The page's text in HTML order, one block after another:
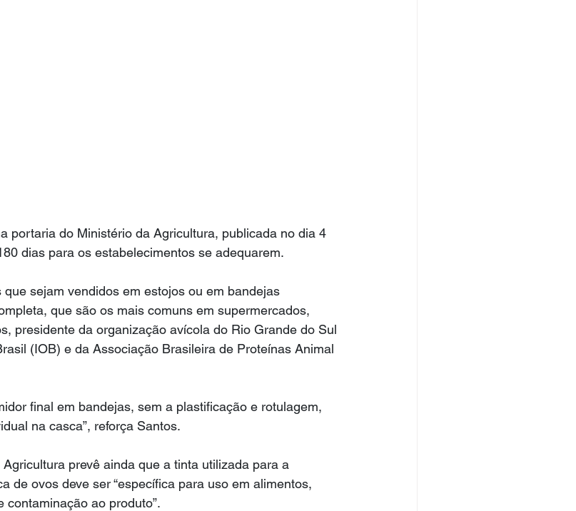
portaria do Ministério da Agricultura, publicada no dia 4
dias para os estabelecimentos se adequarem.
sejam vendidos em estojos ou em bandejas
que são os mais comuns em supermercados,
presidente da organização avícola do Rio Grande do Sul
(IOB) e da Associação Brasileira de Proteínas Animal
final em bandejas, sem a plastificação e rotulagem,
na casca”, reforça Santos.
prevê ainda que a tinta utilizada para a
de ovos deve ser “específica para uso em alimentos,
contaminação ao produto”.